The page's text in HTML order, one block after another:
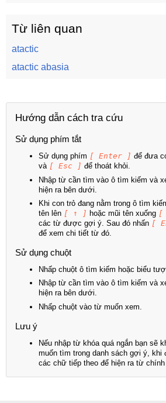
Từ liên quan
atactic
atactic abasia
Hướng dẫn cách tra cứu
Sử dụng phím tắt
Sử dụng phím [ Enter ] để đưa
và [ Esc ] để thoát khỏi.
Nhập từ cần tìm vào ô tìm kiếm và
hiện ra bên dưới.
Khi con trỏ đang nằm trong ô tìm
tên lên [ ↑ ] hoặc mũi tên xuống [
các từ được gợi ý. Sau đó nhấn [
để xem chi tiết từ đó.
Sử dụng chuột
Nhấp chuột ô tìm kiếm hoặc biểu
Nhập từ cần tìm vào ô tìm kiếm và
hiện ra bên dưới.
Nhấp chuột vào từ muốn xem.
Lưu ý
Nếu nhập từ khóa quá ngắn bạn sẽ
muốn tìm trong danh sách gợi ý, khi
các chữ tiếp theo để hiện ra từ chính